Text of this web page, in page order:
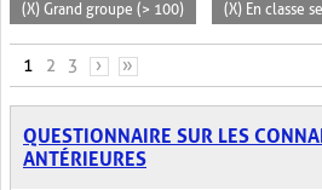
(X) Grand groupe (> 100) (X) En classe
PAGES
1 2 3 › »
QUESTIONNAIRE SUR LES
ANTÉRIEURES